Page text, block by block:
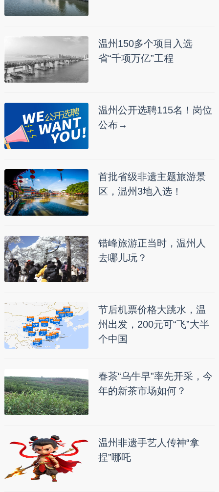
温州150多个项目入选
省“千项万亿”工程
温州公开选聘115名！岗位
公布→
首批省级非遗主题旅游景
区，温州3地入选！
错峰旅游正当时，温州人
去哪儿玩？
节后机票价格大跳水，温
州出发，200元可“飞”大半
个中国
春茶“乌牛早”率先开采，今
年的新茶市场如何？
温州非遗手艺人传神“拿
捏”哪吒